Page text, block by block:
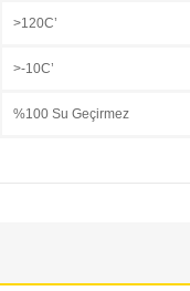
>120C’
>-10C’
%100 Su Geçirmez